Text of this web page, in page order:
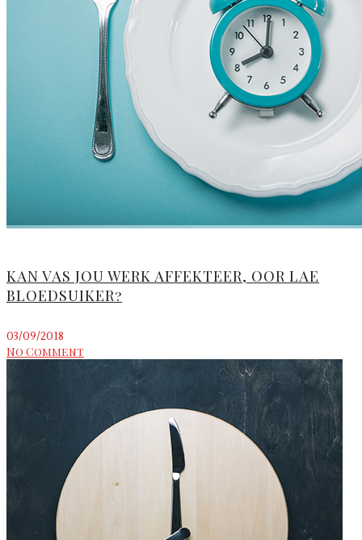
KAN VAS JOU WERK AFFEKTEER, OOR LAE
BLOEDSUIKER?
03/09/2018
No Comment